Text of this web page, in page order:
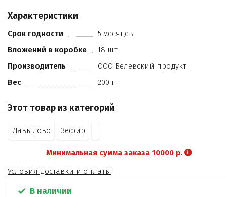
какао порошок
ваниль)
Характеристики
Срок годности
5 месяцев
Вложений в коробке
18 шт
Производитель
ООО Белевский продукт
Вес
200 г
Этот товар из категорий
Давыдово Зефир
Минимальная сумма заказа 10000 р.
Условия доставки и оплаты
В наличии